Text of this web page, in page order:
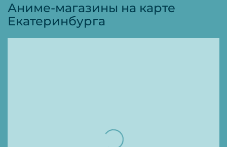
Аниме-магазины на карте
Екатеринбурга